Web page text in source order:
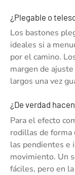
¿Plegable o
Los bastones
ideales si a
por el camino.
margen de
largos una vez
¿De verdad
Para el efecto
rodillas de forma
las pendientes e
movimiento. Un
fáciles, pero en